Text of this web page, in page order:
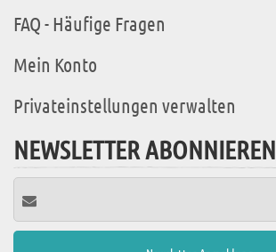
FAQ - Häufige Fragen
Mein Konto
Privateinstellungen verwalten
NEWSLETTER ABONNIEREN